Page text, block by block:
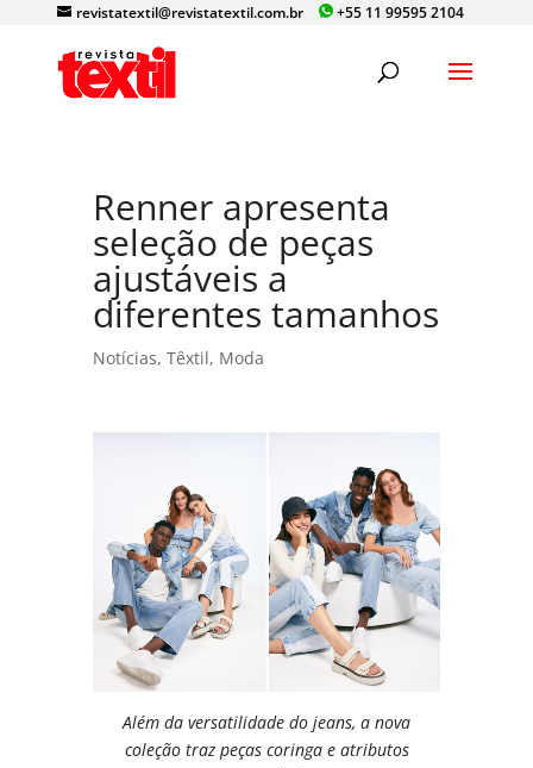
+55 11 99595 2104
revistatextil@revistatextil.com.br
Renner apresenta
seleção de peças
ajustáveis a
diferentes tamanhos
Notícias,Têxtil, Moda
Além da versatilidade do jeans, a nova
coleção traz peças coringa e atributos